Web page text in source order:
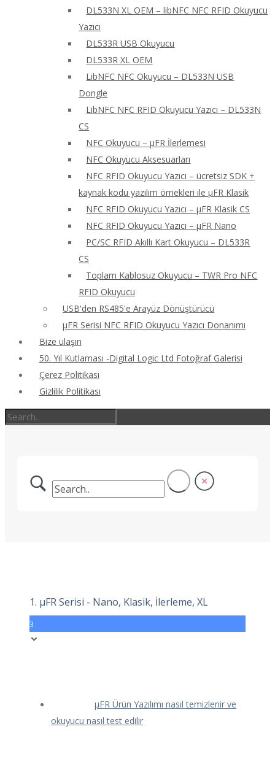
DL533N XL OEM – libNFC NFC RFID Okuyucu
Yazıcı
DL533R USB Okuyucu
DL533R XL OEM
LibNFC NFC Okuyucu – DL533N USB
Dongle
LibNFC NFC RFID Okuyucu Yazıcı – DL533N
CS
NFC Okuyucu – μFR İlerlemesi
NFC Okuyucu Aksesuarları
NFC RFID Okuyucu Yazıcı – ücretsiz SDK +
kaynak kodu yazılım örnekleri ile μFR Klasik
NFC RFID Okuyucu Yazıcı – μFR Klasik CS
NFC RFID Okuyucu Yazıcı – μFR Nano
PC/SC RFID Akıllı Kart Okuyucu – DL533R
CS
Toplam Kablosuz Okuyucu – TWR Pro NFC
RFID Okuyucu
USB'den RS485'e Arayüz Dönüştürücü
μFR Serisi NFC RFID Okuyucu Yazıcı Donanımı
Bize ulaşın
50. Yıl Kutlaması -Digital Logic Ltd Fotoğraf Galerisi
Çerez Politikası
Gizlilik Politikası
1. μFR Serisi - Nano, Klasik, İlerleme, XL
3
μFR Ürün Yazılımı nasıl temizlenir ve
okuyucu nasıl test edilir